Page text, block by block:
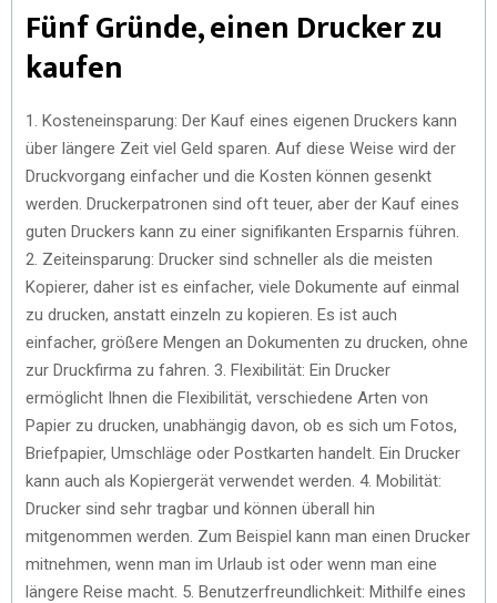
Fünf Gründe, einen Drucker zu
kaufen
1. Kosteneinsparung: Der Kauf eines eigenen Druckers kann
über längere Zeit viel Geld sparen. Auf diese Weise wird der
Druckvorgang einfacher und die Kosten können gesenkt
werden. Druckerpatronen sind oft teuer, aber der Kauf eines
guten Druckers kann zu einer signifikanten Ersparnis führen.
2. Zeiteinsparung: Drucker sind schneller als die meisten
Kopierer, daher ist es einfacher, viele Dokumente auf einmal
zu drucken, anstatt einzeln zu kopieren. Es ist auch
einfacher, größere Mengen an Dokumenten zu drucken, ohne
zur Druckfirma zu fahren. 3. Flexibilität: Ein Drucker
ermöglicht Ihnen die Flexibilität, verschiedene Arten von
Papier zu drucken, unabhängig davon, ob es sich um Fotos,
Briefpapier, Umschläge oder Postkarten handelt. Ein Drucker
kann auch als Kopiergerät verwendet werden. 4. Mobilität:
Drucker sind sehr tragbar und können überall hin
mitgenommen werden. Zum Beispiel kann man einen Drucker
mitnehmen, wenn man im Urlaub ist oder wenn man eine
längere Reise macht. 5. Benutzerfreundlichkeit: Mithilfe eines